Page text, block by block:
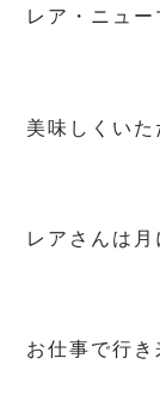
レア・ニュ
美味しくいた
レアさんは
お仕事で行き